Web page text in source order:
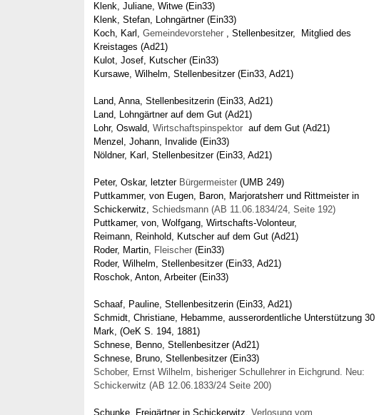
Klenk, Juliane, Witwe (Ein33)
Klenk, Stefan, Lohngärtner (Ein33)
Koch, Karl, Gemeindevorsteher , Stellenbesitzer, Mitglied des
Kreistages (Ad21)
Kulot, Josef, Kutscher (Ein33)
Kursawe, Wilhelm, Stellenbesitzer (Ein33, Ad21)
Land, Anna, Stellenbesitzerin (Ein33, Ad21)
Land, Lohngärtner auf dem Gut (Ad21)
Lohr, Oswald, Wirtschaftspinspektor auf dem Gut (Ad21)
Menzel, Johann, Invalide (Ein33)
Nöldner, Karl, Stellenbesitzer (Ein33, Ad21)
Peter, Oskar, letzter Bürgermeister (UMB 249)
Puttkammer, von Eugen, Baron, Marjoratsherr und Rittmeister in
Schickerwitz, Schiedsmann (AB 11.06.1834/24, Seite 192)
Puttkamer, von, Wolfgang, Wirtschafts-Volonteur,
Reimann, Reinhold, Kutscher auf dem Gut (Ad21)
Roder, Martin, Fleischer (Ein33)
Roder, Wilhelm, Stellenbesitzer (Ein33, Ad21)
Roschok, Anton, Arbeiter (Ein33)
Schaaf, Pauline, Stellenbesitzerin (Ein33, Ad21)
Schmidt, Christiane, Hebamme, ausserordentliche Unterstützung 30
Mark, (OeK S. 194, 1881)
Schnese, Benno, Stellenbesitzer (Ad21)
Schnese, Bruno, Stellenbesitzer (Ein33)
Schober, Ernst Wilhelm, bisheriger Schullehrer in Eichgrund. Neu:
Schickerwitz (AB 12.06.1833/24 Seite 200)
Schunke, Freigärtner in Schickerwitz. Verlosung vom